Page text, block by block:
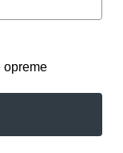
opreme